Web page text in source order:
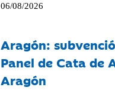
06/08/2026
Aragón:
Panel de Cata de
Aragón